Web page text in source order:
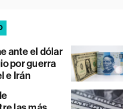
ante el dólar
por guerra
e Irán